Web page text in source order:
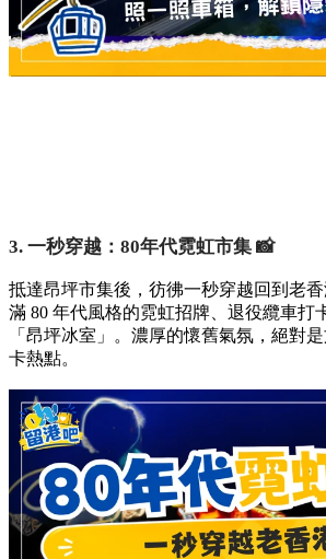
3. 一秒穿越：80年代霓虹市集 📸
抵達昂坪市集後，彷彿一秒穿越回到老
滿 80 年代風格的霓虹招牌、退役纜車打
「昂坪冰室」。濃厚的懷舊氣氛，絕對
卡熱點。